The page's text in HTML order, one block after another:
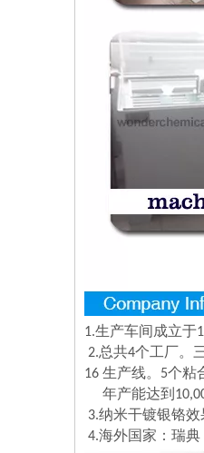
1.生产车间成立于
2.总共4个工厂。
16 生产线。 5个粘
年产能达到
3.纳米干镀银铬
4.海外国家：瑞